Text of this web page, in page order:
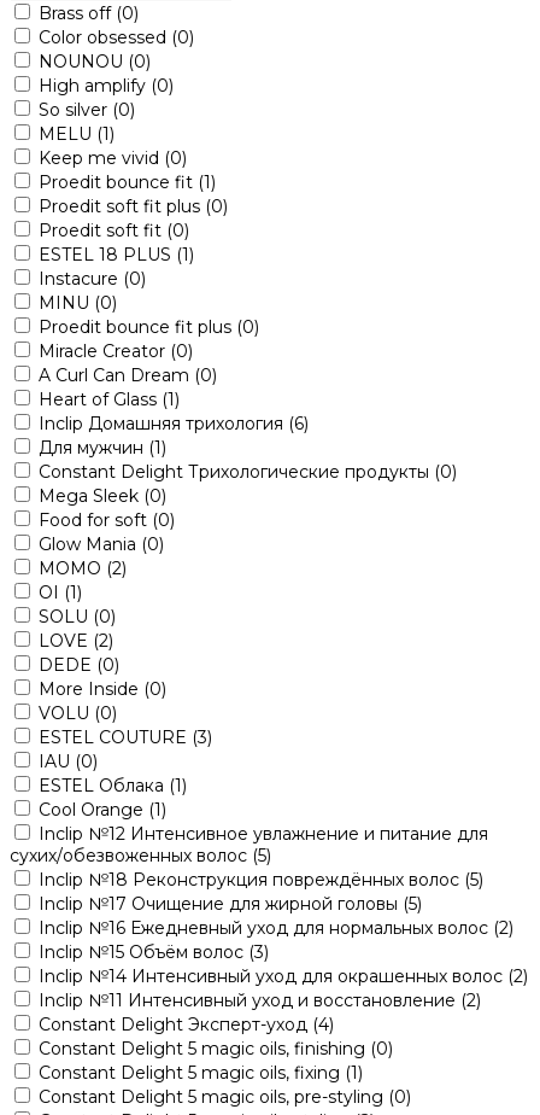
Brass off (0)
Color obsessed (0)
NOUNOU (0)
High amplify (0)
So silver (0)
MELU (1)
Keep me vivid (0)
Proedit bounce fit (1)
Proedit soft fit plus (0)
Proedit soft fit (0)
ESTEL 18 PLUS (1)
Instacure (0)
MINU (0)
Proedit bounce fit plus (0)
Miracle Creator (0)
A Curl Can Dream (0)
Heart of Glass (1)
Inclip Домашняя трихология (6)
Для мужчин (1)
Constant Delight Трихологические продукты (0)
Mega Sleek (0)
Food for soft (0)
Glow Mania (0)
MOMO (2)
OI (1)
SOLU (0)
LOVE (2)
DEDE (0)
More Inside (0)
VOLU (0)
ESTEL COUTURE (3)
IAU (0)
ESTEL Облака (1)
Cool Orange (1)
Inclip №12 Интенсивное увлажнение и питание для
сухих/обезвоженных волос (5)
Inclip №18 Реконструкция повреждённых волос (5)
Inclip №17 Очищение для жирной головы (5)
Inclip №16 Ежедневный уход для нормальных волос (2)
Inclip №15 Объём волос (3)
Inclip №14 Интенсивный уход для окрашенных волос (2)
Inclip №11 Интенсивный уход и восстановление (2)
Constant Delight Эксперт-уход (4)
Constant Delight 5 magic oils, finishing (0)
Constant Delight 5 magic oils, fixing (1)
Constant Delight 5 magic oils, pre-styling (0)